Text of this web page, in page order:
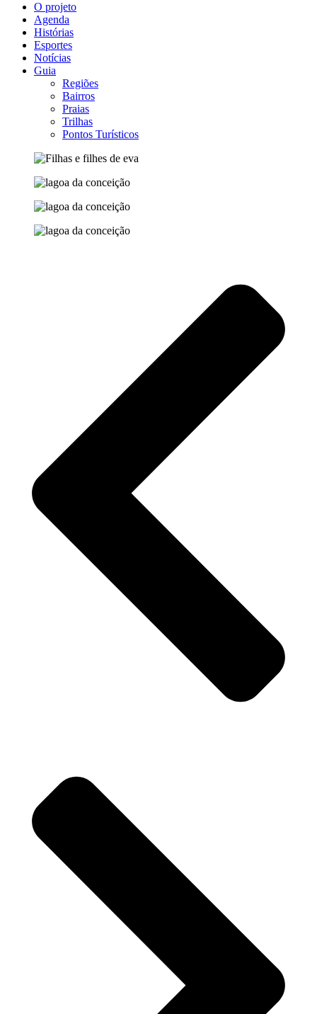
O projeto
Agenda
Histórias
Esportes
Notícias
Guia
Regiões
Bairros
Praias
Trilhas
Pontos Turísticos